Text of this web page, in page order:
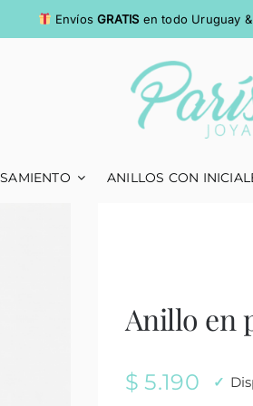
EnvíosGRATIS en todo Uruguay
ANILLOS CON
Anillo en
$ 5.190